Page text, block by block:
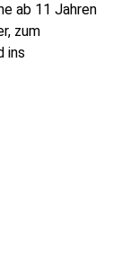
ab 11 Jahren
zum
ins